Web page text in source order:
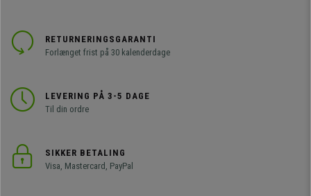
RETURNERINGSGARANTI
Forlænget frist på 30 kalenderdage
LEVERING PÅ 3-5 DAGE
Til din ordre
SIKKER BETALING
Visa, Mastercard, PayPal